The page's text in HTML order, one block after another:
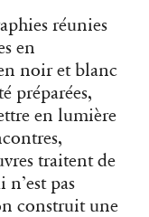
réunies
en
noir et blanc
préparées,
en lumière
traitent de
n’est pas
construit une